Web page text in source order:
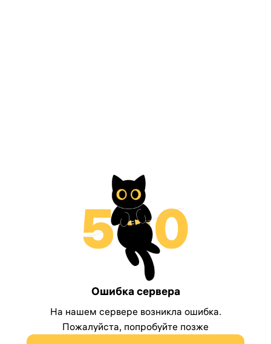
Ошибка сервера
На нашем сервере возникла ошибка.
Пожалуйста, попробуйте позже